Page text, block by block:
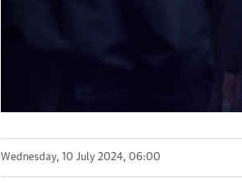
Wednesday, 10 July 2024, 06:00